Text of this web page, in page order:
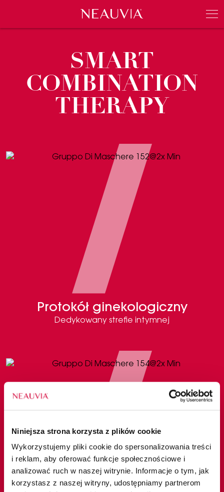
Niniejsza strona korzysta z plików cookie
Wykorzystujemy pliki cookie do spersonalizowania treści
i reklam, aby oferować funkcje społecznościowe i
analizować ruch w naszej witrynie. Informacje o tym, jak
korzystasz z naszej witryny, udostępniamy partnerom
Neauvia
SMART
COMBINATION
THERAPY
Protokół ginekologiczny
Dedykowany strefie intymnej